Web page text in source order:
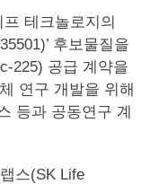
테크놀로지의
후보물질을
225) 공급 계약을
연구 개발을 위해
등과 공동연구 계
스(SK Life